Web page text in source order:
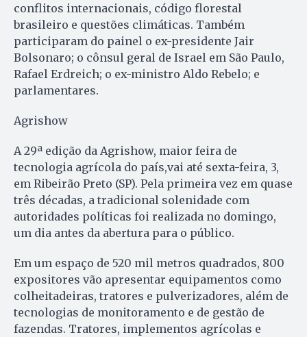
conflitos internacionais, código florestal
brasileiro e questões climáticas. Também
participaram do painel o ex-presidente Jair
Bolsonaro; o cônsul geral de Israel em São Paulo,
Rafael Erdreich; o ex-ministro Aldo Rebelo; e
parlamentares.
Agrishow
A 29ª edição da Agrishow, maior feira de
tecnologia agrícola do país,vai até sexta-feira, 3,
em Ribeirão Preto (SP). Pela primeira vez em quase
três décadas, a tradicional solenidade com
autoridades políticas foi realizada no domingo,
um dia antes da abertura para o público.
Em um espaço de 520 mil metros quadrados, 800
expositores vão apresentar equipamentos como
colheitadeiras, tratores e pulverizadores, além de
tecnologias de monitoramento e de gestão de
fazendas. Tratores, implementos agrícolas e